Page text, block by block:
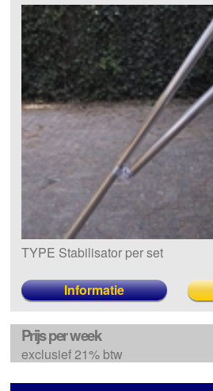
TYPE Stabilisator per set
Informatie
Prijs per week
exclusief 21% btw